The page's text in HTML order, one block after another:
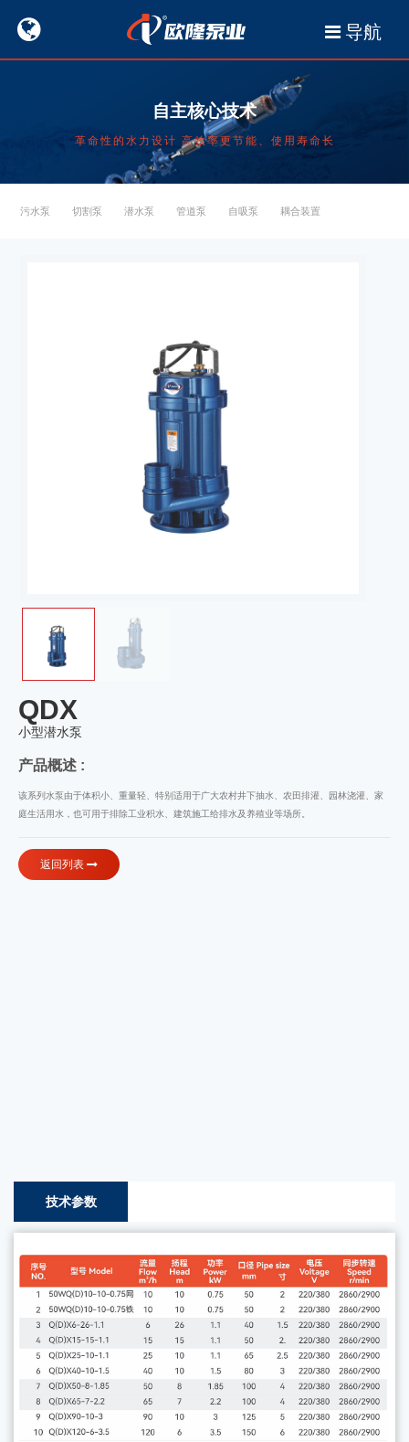
导航
自主核心技术
革命性的水力设计 高效率更节能、使用寿命长
污水泵 切割泵 潜水泵 管道泵 自吸泵 耦合装置
QDX
小型潜水泵
产品概述 :
该系列水泵由于体积小、重量轻、特别适用于广大农村井下抽水、农田排灌、园林浇灌、家
庭生活用水，也可用于排除工业积水、建筑施工给排水及养殖业等场所。
返回列表
技术参数